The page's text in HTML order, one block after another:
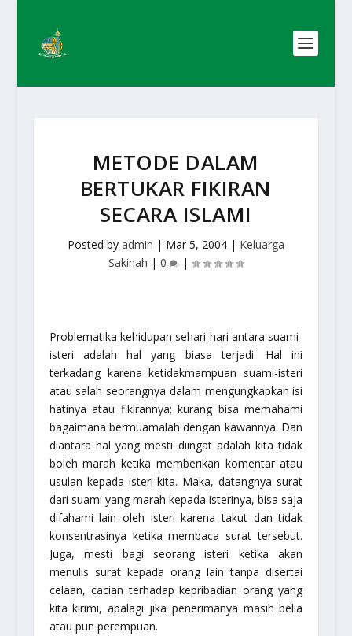
METODE DALAM
BERTUKAR FIKIRAN
SECARA ISLAMI
Posted by admin | Mar 5, 2004| Keluarga
Sakinah | 0 |
Problematika kehidupan sehari-hari antara suami-
isteri adalah hal yang biasa terjadi. Hal ini
terkadang karena ketidakmampuan suami-isteri
atau salah seorangnya dalam mengungkapkan isi
hatinya atau fikirannya; kurang bisa memahami
bagaimana bermuamalah dengan kawannya. Dan
diantara hal yang mesti diingat adalah kita tidak
boleh marah ketika memberikan komentar atau
usulan kepada isteri kita. Maka, datangnya surat
dari suami yang marah kepada isterinya, bisa saja
difahami lain oleh isteri karena takut dan tidak
konsentrasinya ketika membaca surat tersebut.
Juga, mesti bagi seorang isteri ketika akan
menulis surat kepada orang lain tanpa disertai
celaan, cacian terhadap kepribadian orang yang
kita kirimi, apalagi jika penerimanya masih belia
atau pun perempuan.